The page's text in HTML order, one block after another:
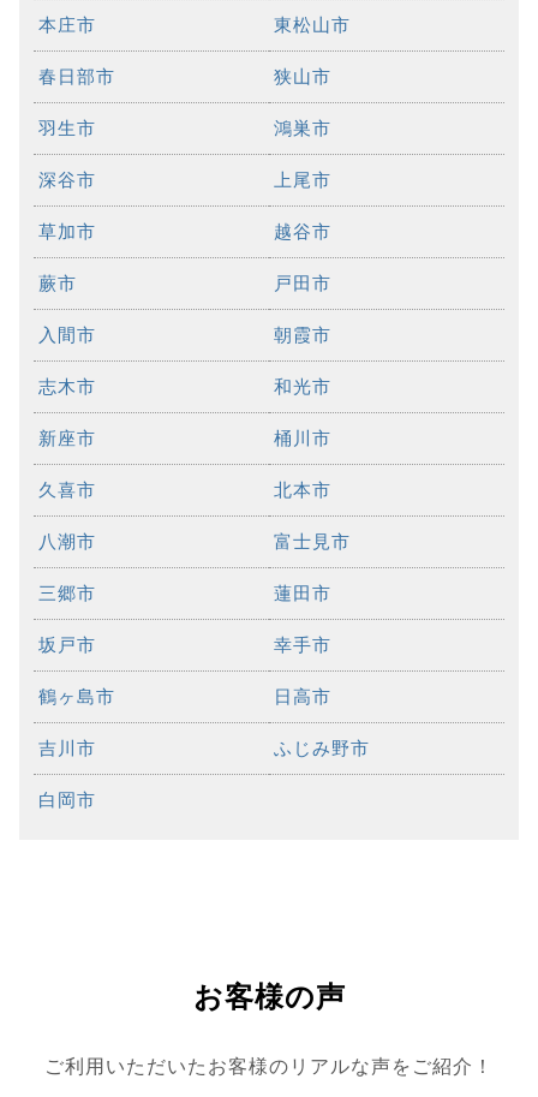
本庄市 東松山市
春日部市 狭山市
羽生市 鴻巣市
深谷市 上尾市
草加市 越谷市
蕨市 戸田市
入間市 朝霞市
志木市 和光市
新座市 桶川市
久喜市 北本市
八潮市 富士見市
三郷市 蓮田市
坂戸市 幸手市
鶴ヶ島市 日高市
吉川市 ふじみ野市
白岡市
お客様の声
ご利用いただいたお客様のリアルな声をご紹介！